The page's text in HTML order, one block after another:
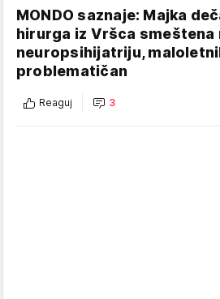
MONDO saznaje: Majka
hirurga iz Vršca smeštena
neuropsihijatriju,
problematičan
Reaguj 3